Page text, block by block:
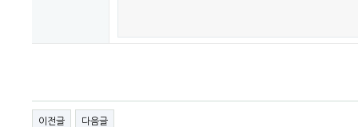
이전글 다음글